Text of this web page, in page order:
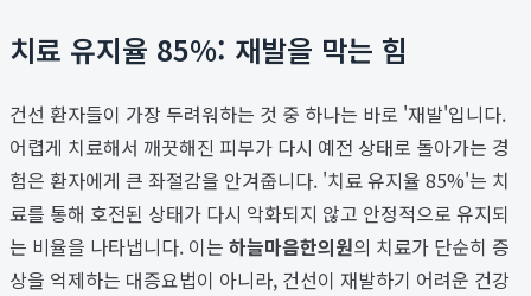
치료 유지율 85%: 재발을 막는 힘
건선 환자들이 가장 두려워하는 것 중 하나는 바로 '재발'입니다.
어렵게 치료해서 깨끗해진 피부가 다시 예전 상태로 돌아가는 경
험은 환자에게 큰 좌절감을 안겨줍니다. '치료 유지율 85%'는 치
료를 통해 호전된 상태가 다시 악화되지 않고 안정적으로 유지되
는 비율을 나타냅니다. 이는 하늘마음한의원의 치료가 단순히 증
상을 억제하는 대증요법이 아니라, 건선이 재발하기 어려운 건강